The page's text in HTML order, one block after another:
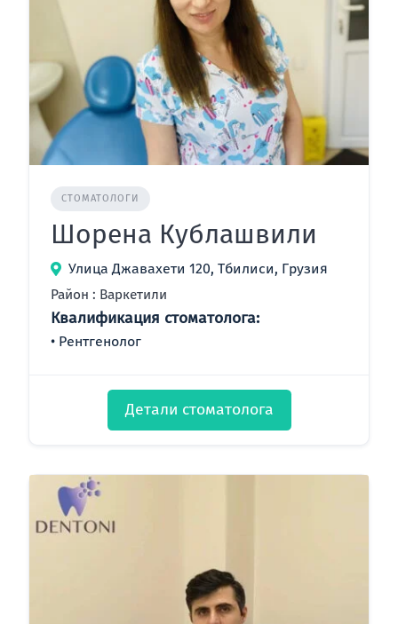
СТОМАТОЛОГИ
Шорена Кублашвили
Улица Джавахети 120, Тбилиси, Грузия
Район : Варкетили
Квалификация стоматолога:
Рентгенолог
Детали стоматолога